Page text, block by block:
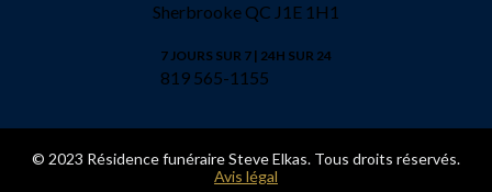
Sherbrooke QC J1E 1H1
7 JOURS SUR 7 | 24H SUR 24
819 565-1155
© 2023 Résidence funéraire Steve Elkas. Tous droits réservés.
Avis légal